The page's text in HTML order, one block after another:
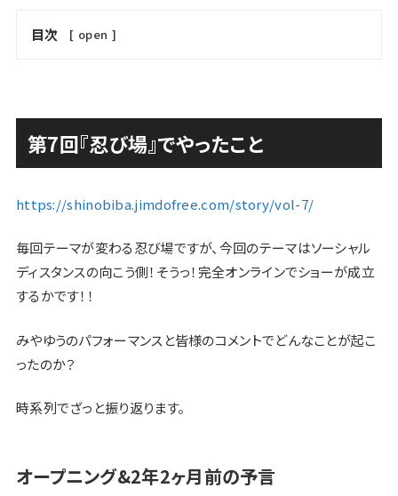
目次 [ open ]
第7回『忍び場』でやったこと
https://shinobiba.jimdofree.com/story/vol-7/
毎回テーマが変わる忍び場ですが、今回のテーマはソーシャル
ディスタンスの向こう側！そうっ！完全オンラインでショーが成立
するかです！！
みやゆうのパフォーマンスと皆様のコメントでどんなことが起こ
ったのか？
時系列でざっと振り返ります。
オープニング&2年2ヶ月前の予言